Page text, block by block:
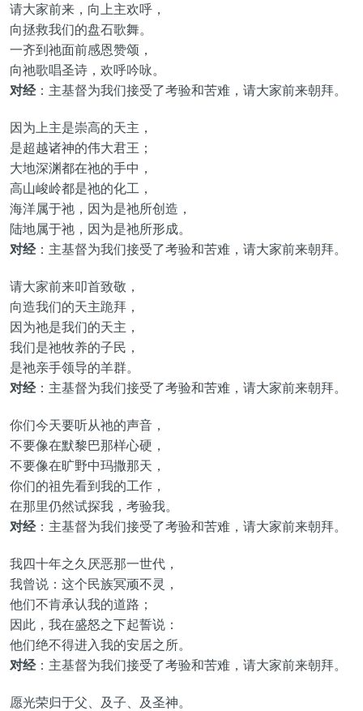
请大家前来，向上主欢呼，
向拯救我们的盘石歌舞。
一齐到祂面前感恩赞颂，
向祂歌唱圣诗，欢呼吟咏。
对经：主基督为我们接受了考验和苦难，请大家前来朝拜。
因为上主是崇高的天主，
是超越诸神的伟大君王；
大地深渊都在祂的手中，
高山峻岭都是祂的化工，
海洋属于祂，因为是祂所创造，
陆地属于祂，因为是祂所形成。
对经：主基督为我们接受了考验和苦难，请大家前来朝拜。
请大家前来叩首致敬，
向造我们的天主跪拜，
因为祂是我们的天主，
我们是祂牧养的子民，
是祂亲手领导的羊群。
对经：主基督为我们接受了考验和苦难，请大家前来朝拜。
你们今天要听从祂的声音，
不要像在默黎巴那样心硬，
不要像在旷野中玛撒那天，
你们的祖先看到我的工作，
在那里仍然试探我，考验我。
对经：主基督为我们接受了考验和苦难，请大家前来朝拜。
我四十年之久厌恶那一世代，
我曾说：这个民族冥顽不灵，
他们不肯承认我的道路；
因此，我在盛怒之下起誓说：
他们绝不得进入我的安居之所。
对经：主基督为我们接受了考验和苦难，请大家前来朝拜。
愿光荣归于父、及子、及圣神。